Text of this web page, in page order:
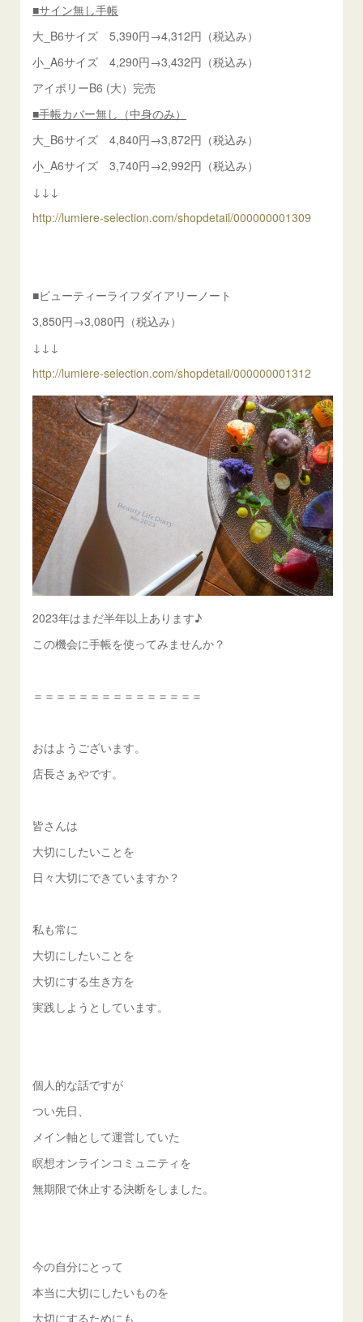
■サイン無し手帳
大_B6サイズ 5,390円→4,312円（税込み）
小_A6サイズ 4,290円→3,432円（税込み）
アイボリーB6 (大）完売
■手帳カバー無し（中身のみ）
大_B6サイズ 4,840円→3,872円（税込み）
小_A6サイズ 3,740円→2,992円（税込み）
↓↓↓
http://lumiere-selection.com/shopdetail/000000001309
■ビューティーライフダイアリーノート
3,850円→3,080円（税込み）
↓↓↓
http://lumiere-selection.com/shopdetail/000000001312
2023年はまだ半年以上あります♪
この機会に手帳を使ってみませんか？
＝＝＝＝＝＝＝＝＝＝＝＝＝＝＝
おはようございます。
店長さぁやです。
皆さんは
大切にしたいことを
日々大切にできていますか？
私も常に
大切にしたいことを
大切にする生き方を
実践しようとしています。
個人的な話ですが
つい先日、
メイン軸として運営していた
瞑想オンラインコミュニティを
無期限で休止する決断をしました。
今の自分にとって
本当に大切にしたいものを
大切にするためにも